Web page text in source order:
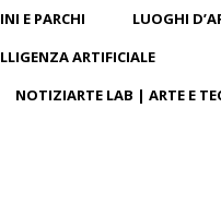
E PARCHI
LUOGHI
ARTIFICIALE
NOTIZIARTE LAB | ARTE E